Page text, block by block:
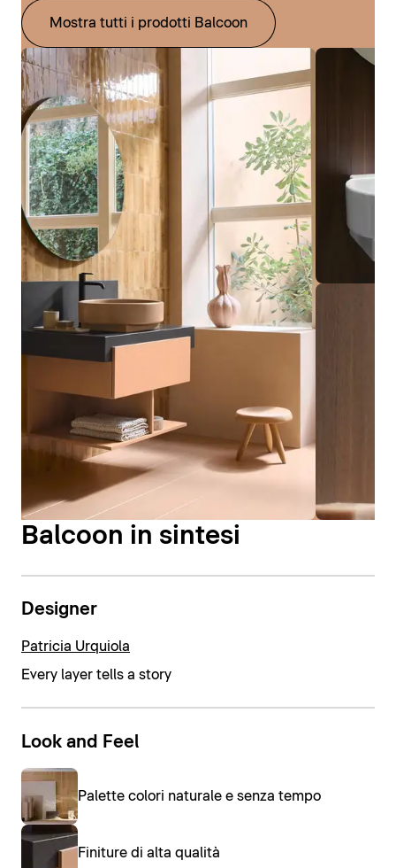
Mostra tutti i prodotti Balcoon
Balcoon in sintesi
Designer
Patricia Urquiola
Every layer tells a story
Look and Feel
Palette colori naturale e senza tempo
Finiture di alta qualità